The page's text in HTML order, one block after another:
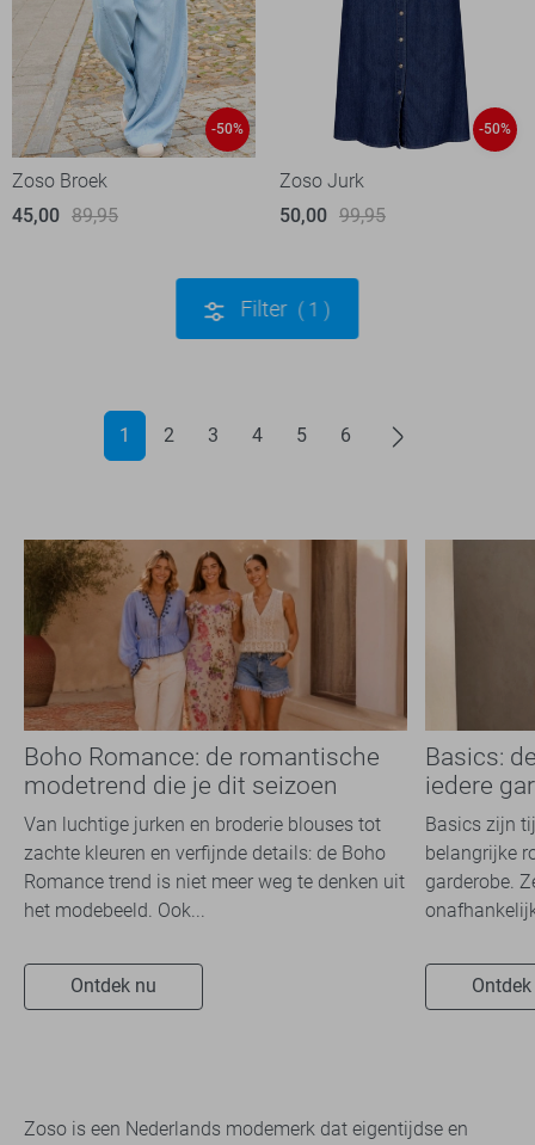
-50%
Zoso Broek
45,00 89,95
-50%
Zoso Jurk
50,00 99,95
Filter 1
1 2 3 4 5 6
Boho Romance: de romantische
modetrend die je dit seizoen
overal ziet
Van luchtige jurken en broderie blouses tot
zachte kleuren en verfijnde details: de Boho
Romance trend is niet meer weg te denken uit
het modebeeld. Ook...
Ontdek nu
Basics:
iedere
Basics zijn
belangrijke
garderobe.
Zoso is een Nederlands modemerk dat eigentijdse en